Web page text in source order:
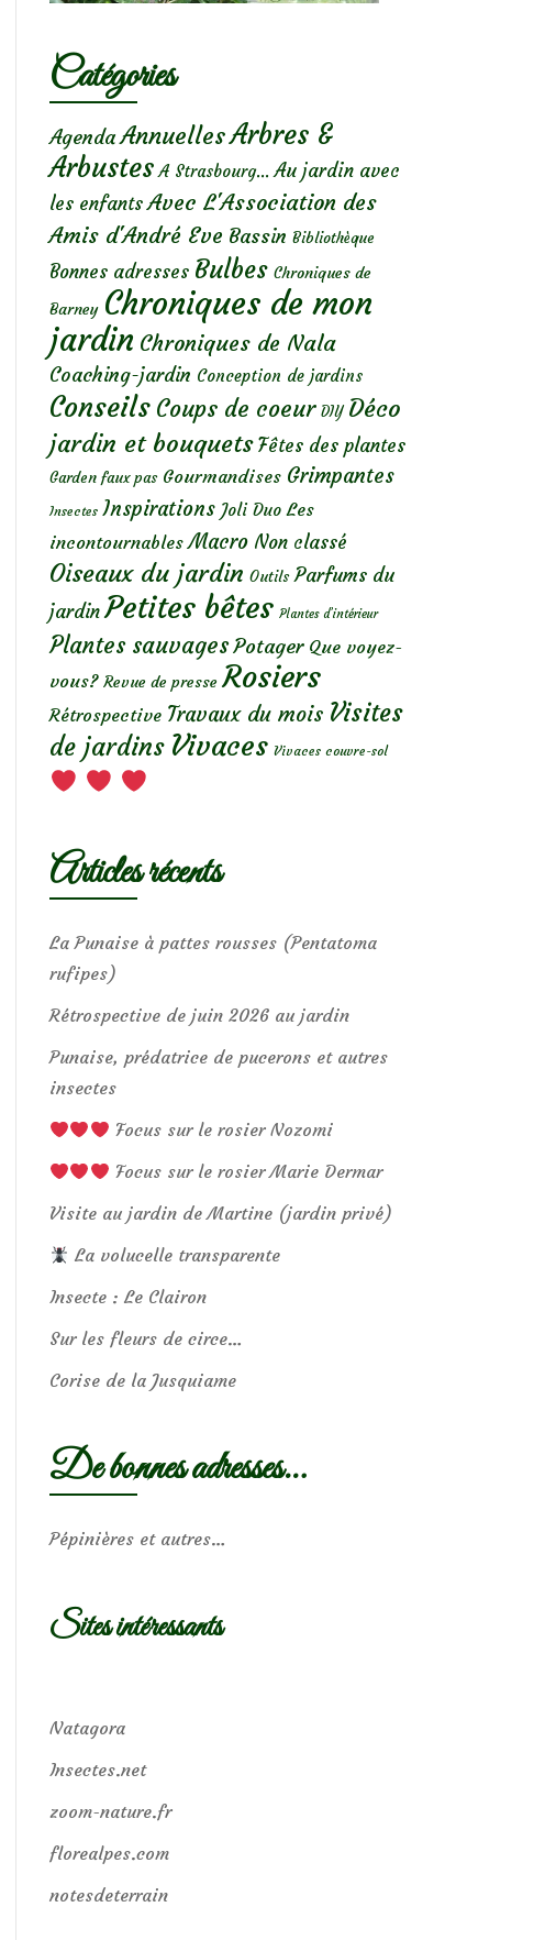
Catégories
Agenda AnnuellesArbres &
Arbustes A Strasbourg... Au jardin avec
les enfants Avec L'Association des
Amis d'André Eve Bassin Bibliothèque
Bonnes adresses Bulbes Chroniques de
Barney Chroniques de mon
jardin Chroniques de Nala
Coaching-jardin Conception de jardins
Conseils Coups de coeur DIY Déco
jardin et bouquets Fêtes des plantes
Garden faux pas Gourmandises Grimpantes
Insectes Inspirations Joli Duo Les
incontournables Macro Non classé
Oiseaux du jardin Outils Parfums du
jardin Petites bêtes Plantes d’intérieur
Plantes sauvages Potager Que voyez-
vous? Revue de presse Rosiers
Rétrospective Travaux du mois Visites
de jardins Vivaces Vivaces couvre-sol
Articles récents
La Punaise à pattes rousses (Pentatoma
rufipes)
Rétrospective de juin 2026 au jardin
Punaise, prédatrice de pucerons et autres
insectes
Focus sur le rosier Nozomi
Focus sur le rosier Marie Dermar
Visite au jardin de Martine (jardin privé)
La volucelle transparente
Insecte : Le Clairon
Sur les fleurs de circe…
Corise de la Jusquiame
De bonnes adresses…
Pépinières et autres…
Sites intéressants
Natagora
Insectes.net
zoom-nature.fr
florealpes.com
notesdeterrain